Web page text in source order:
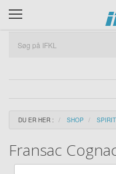
DU ER HER : SHOP
Fransac